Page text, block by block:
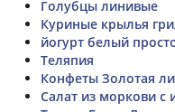
Голубцы линивые
Куриные крылья
йогурт белый
Теляпия
Конфеты Золотая
Салат из моркови с